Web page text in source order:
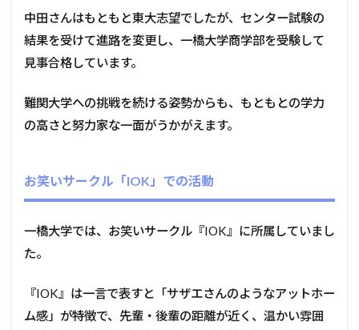
中田さんはもともと東大志望でしたが、センター試験の
結果を受けて進路を変更し、一橋大学商学部を受験して
見事合格しています。
難関大学への挑戦を続ける姿勢からも、もともとの学力
の高さと努力家な一面がうかがえます。
お笑いサークル「IOK」での活動
一橋大学では、お笑いサークル『IOK』に所属していまし
た。
『IOK』は一言で表すと「サザエさんのようなアットホー
ム感」が特徴で、先輩・後輩の距離が近く、温かい雰囲